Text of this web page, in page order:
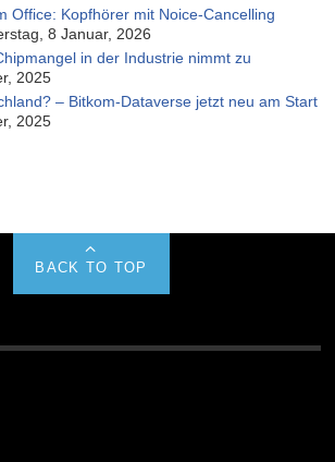
Office: Kopfhörer mit Noice-Cancelling
8 Januar, 2026
in der Industrie nimmt zu
2025
– Bitkom-Dataverse jetzt neu am Start
2025
BACK TO TOP